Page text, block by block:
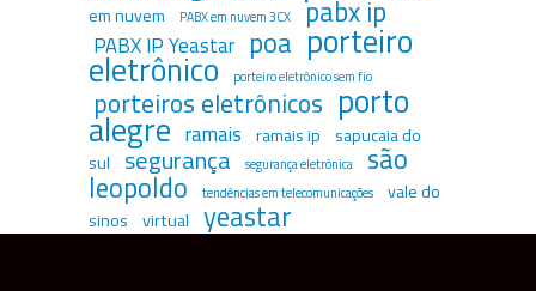
em nuvem
PABX em nuvem 3CX pabx ip
PABX IP Yeastar poa porteiro
eletrônico porteiro eletrônico sem fio
porteiros eletrônicos porto
alegre ramais ramais ip
sapucaia do
sul
segurança segurança eletrônica são
leopoldo tendências em telecomunicações
vale do
sinos virtual yeastar